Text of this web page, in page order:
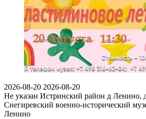
2026-08-20 2026-08-20
Не указан Истринский район д Ленино,
Снегиревский военно-исторический
Ленино